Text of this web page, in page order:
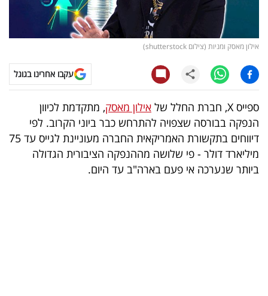
קריפטו
ויראלי
טלוויזיה
עסקי
ספורט
קריירה
ולימודים
אילון מאסק ומניות (צילום shutterstock)
עקבו אחרינו בגוגל
ספייס X, חברת החלל של אילון מאסק, מתקדמת לכיוון
הנפקה בבורסה שצפויה להתרחש כבר ביוני הקרוב. לפי
דיווחים בתקשורת האמריקאית החברה מעוניינת לגייס עד 75
מיליארד דולר - פי שלושה מההנפקה הציבורית הגדולה
ביותר שנערכה אי פעם בארה"ב עד היום.